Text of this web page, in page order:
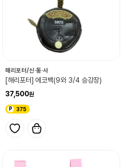
해리포터/신·동·사
[해리포터] 에코백(9와 3/4 승강장)
37,500
375